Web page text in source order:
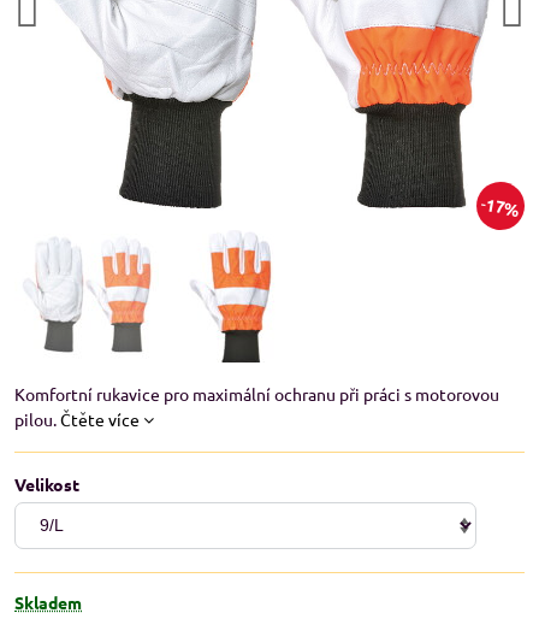
17%
Komfortní rukavice pro maximální ochranu při práci s motorovou
pilou.Čtěte více
Velikost
Skladem